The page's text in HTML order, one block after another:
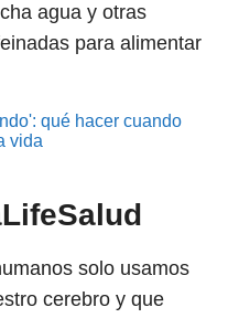
agua y otras
para alimentar
qué hacer cuando
vida
solo usamos
cerebro y que